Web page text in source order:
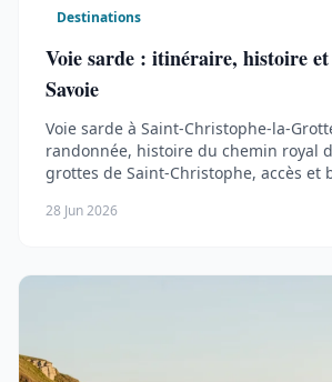
Destinations
Voie sarde : itinéraire, histoire
Savoie
Voie sarde à Saint-Christophe-la-
randonnée, histoire du chemin royal
grottes de Saint-Christophe, accès et
28 Jun 2026